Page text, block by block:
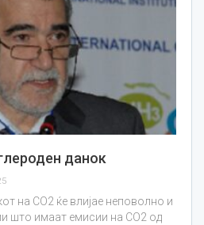
данок
на СО2 ќе влијае неповолно и
што имаат емисии на СО2 од